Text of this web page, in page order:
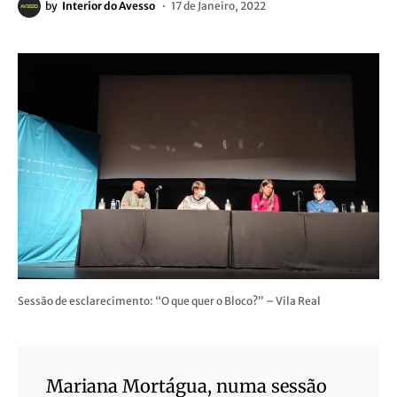
by Interior do Avesso 17 de Janeiro, 2022
Sessão de esclarecimento: “O que quer o Bloco?” – Vila Real
Mariana Mortágua, numa sessão